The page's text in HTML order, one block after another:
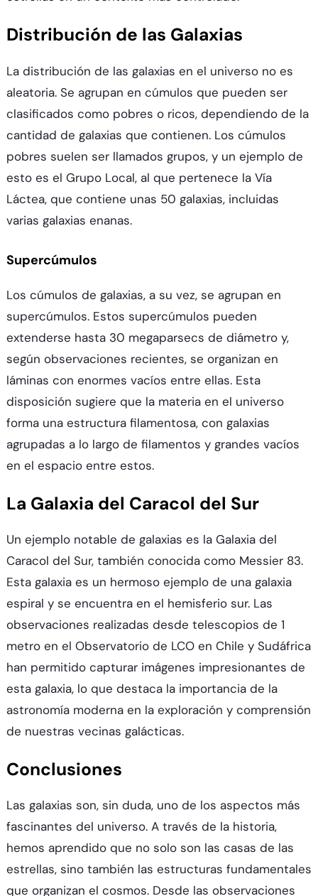
Distribución de las Galaxias
La distribución de las galaxias en el universo no es
aleatoria. Se agrupan en cúmulos que pueden ser
clasificados como pobres o ricos, dependiendo de la
cantidad de galaxias que contienen. Los cúmulos
pobres suelen ser llamados grupos, y un ejemplo de
esto es el Grupo Local, al que pertenece la Vía
Láctea, que contiene unas 50 galaxias, incluidas
varias galaxias enanas.
Supercúmulos
Los cúmulos de galaxias, a su vez, se agrupan en
supercúmulos. Estos supercúmulos pueden
extenderse hasta 30 megaparsecs de diámetro y,
según observaciones recientes, se organizan en
láminas con enormes vacíos entre ellas. Esta
disposición sugiere que la materia en el universo
forma una estructura filamentosa, con galaxias
agrupadas a lo largo de filamentos y grandes vacíos
en el espacio entre estos.
La Galaxia del Caracol del Sur
Un ejemplo notable de galaxias es la Galaxia del
Caracol del Sur, también conocida como Messier 83.
Esta galaxia es un hermoso ejemplo de una galaxia
espiral y se encuentra en el hemisferio sur. Las
observaciones realizadas desde telescopios de 1
metro en el Observatorio de LCO en Chile y Sudáfrica
han permitido capturar imágenes impresionantes de
esta galaxia, lo que destaca la importancia de la
astronomía moderna en la exploración y comprensión
de nuestras vecinas galácticas.
Conclusiones
Las galaxias son, sin duda, uno de los aspectos más
fascinantes del universo. A través de la historia,
hemos aprendido que no solo son las casas de las
estrellas, sino también las estructuras fundamentales
que organizan el cosmos. Desde las observaciones